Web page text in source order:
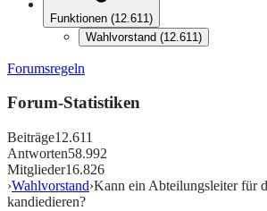
Funktionen (12.611)
Wahlvorstand (12.611)
Forumsregeln
Forum-Statistiken
Beiträge12.611
Antworten58.992
Mitglieder16.826
›Wahlvorstand›Kann ein Abteilungsleiter für
kandiedieren?